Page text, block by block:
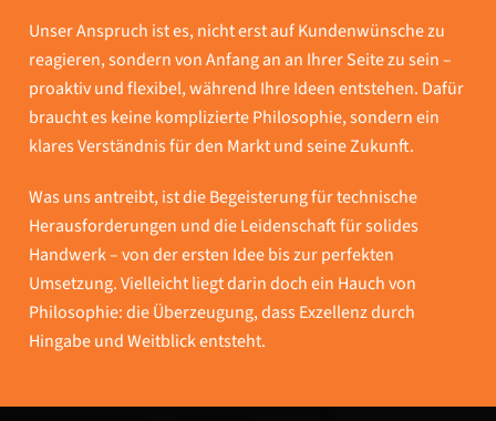
Unser Anspruch ist es, nicht erst auf Kundenwünsche zu
reagieren, sondern von Anfang an an Ihrer Seite zu sein –
proaktiv und flexibel, während Ihre Ideen entstehen. Dafür
braucht es keine komplizierte Philosophie, sondern ein
klares Verständnis für den Markt und seine Zukunft.
Was uns antreibt, ist die Begeisterung für technische
Herausforderungen und die Leidenschaft für solides
Handwerk – von der ersten Idee bis zur perfekten
Umsetzung. Vielleicht liegt darin doch ein Hauch von
Philosophie: die Überzeugung, dass Exzellenz durch
Hingabe und Weitblick entsteht.